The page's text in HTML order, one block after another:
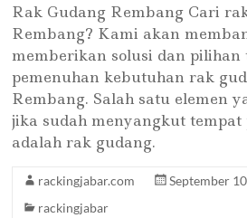
Rak Gudang Rembang Cari
Rembang? Kami akan
memberikan solusi dan
pemenuhan kebutuhan rak
Rembang. Salah satu elemen
jika sudah menyangkut
adalah rak gudang.
rackingjabar.com
September
rackingjabar